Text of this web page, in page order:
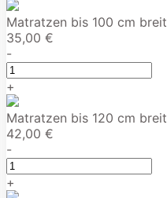
Matratzen bis 100 cm breit
35,00 €
-
+
Matratzen bis 120 cm breit
42,00 €
-
+